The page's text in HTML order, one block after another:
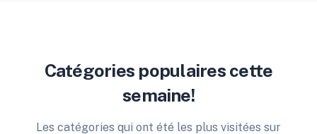
Catégories populaires cette
semaine!
Les catégories qui ont été les plus visitées sur